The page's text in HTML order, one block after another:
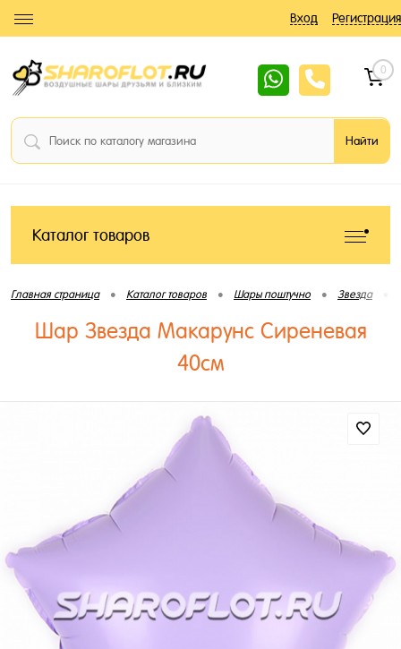
Вход Регистрация
0
Каталог товаров
Главная страница • Каталог товаров • Шары поштучно • Звезда
Шар Звезда Макарунс Сиреневая
40см